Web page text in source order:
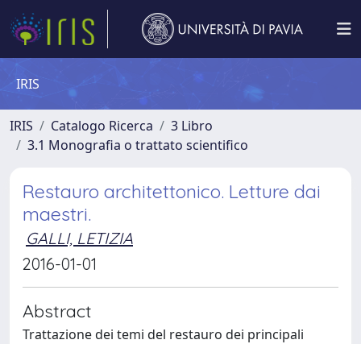
IRIS
IRIS Catalogo Ricerca
3 Libro
3.1 Monografia o trattato scientifico
Restauro architettonico. Letture dai
maestri.
GALLI, LETIZIA
2016-01-01
Abstract
Trattazione dei temi del restauro dei principali